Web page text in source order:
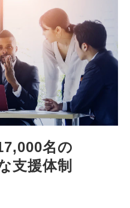
名の
支援体制